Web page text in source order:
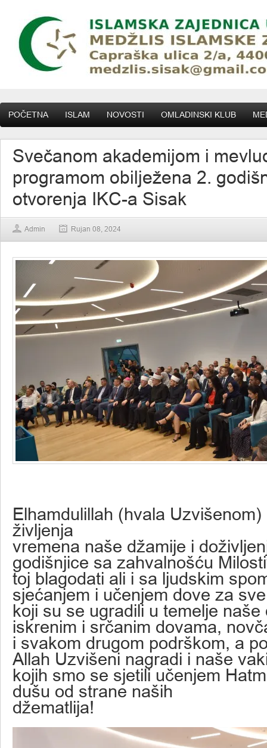
POČETNA ISLAM NOVOSTI OMLADINSKI KLUB
Svečanom akademijom i
programom obilježena 2.
otvorenja IKC-a Sisak
Admin Rujan 08, 2024
Elhamdulillah (hvala
življenja
vremena naše džamije i
godišnjice sa zahvalnošću
toj blagodati ali i sa ljudskim
sjećanjem i učenjem dove za
koji su se ugradili u temelje naše
iskrenim i srčanim dovama,
i svakom drugom podrškom, a
Allah Uzvišeni nagradi i naše
kojih smo se sjetili učenjem
dušu od strane naših
džematlija!